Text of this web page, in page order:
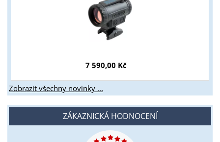
7 590,00 Kč
Zobrazit všechny novinky ...
ZÁKAZNICKÁ HODNOCENÍ